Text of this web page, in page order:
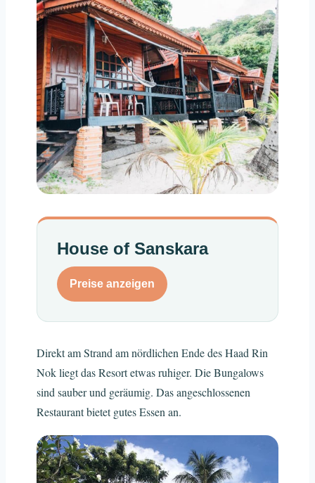
House of Sanskara
Preise anzeigen
Direkt am Strand am nördlichen Ende des Haad Rin
Nok liegt das Resort etwas ruhiger. Die Bungalows
sind sauber und geräumig. Das angeschlossenen
Restaurant bietet gutes Essen an.